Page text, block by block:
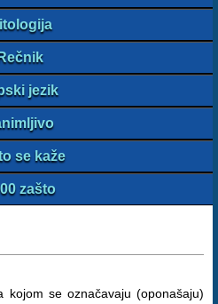
jezik
se kaže
zašto
kojom se označavaju (oponašaju)